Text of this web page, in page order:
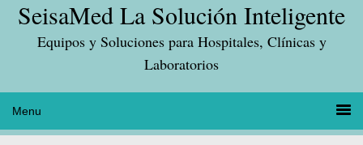
Saltar
principal
Saltar
contenido
Saltar
lateral
principal
SeisaMed La Solución Inteligente
Equipos y Soluciones para Hospitales, Clínicas y
Laboratorios